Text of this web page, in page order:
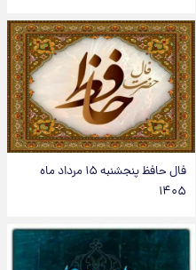
فال حافظ پنجشنبه ۱۵ مرداد ماه
۱۴۰۵